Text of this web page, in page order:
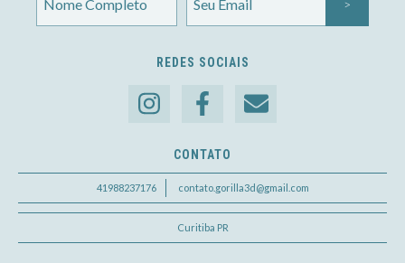
REDES SOCIAIS
CONTATO
41988237176 contato.gorilla3d@gmail.com
Curitiba PR